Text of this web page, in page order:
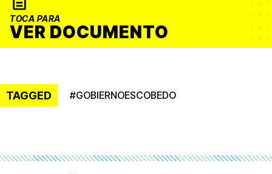
TOCA PARA
VER DOCUMENTO
TAGGED #GOBIERNOESCOBEDO